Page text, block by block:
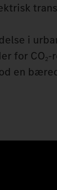
i
for CO2-
en